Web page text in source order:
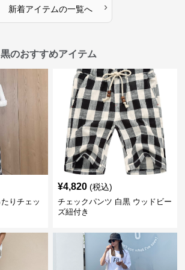
新着アイテムの一覧へ ›
のおすすめアイテム
りチェッ
¥4,820 (税込)
チェックパンツ 白黒 ウッドビー
ズ紐付き